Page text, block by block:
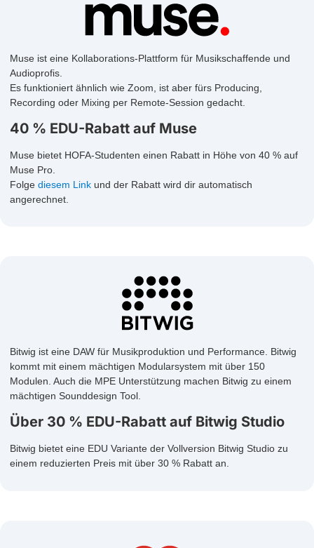
Muse ist eine Kollaborations-Plattform für Musikschaffende und
Audioprofis.
Es funktioniert ähnlich wie Zoom, ist aber fürs Producing,
Recording oder Mixing per Remote-Session gedacht.
40 % EDU-Rabatt auf Muse
Muse bietet HOFA-Studenten einen Rabatt in Höhe von 40 % auf
Muse Pro.
Folge diesem Link und der Rabatt wird dir automatisch
angerechnet.
Bitwig ist eine DAW für Musikproduktion und Performance. Bitwig
kommt mit einem mächtigen Modularsystem mit über 150
Modulen. Auch die MPE Unterstützung machen Bitwig zu einem
mächtigen Sounddesign Tool.
Über 30 % EDU-Rabatt auf Bitwig Studio
Bitwig bietet eine EDU Variante der Vollversion Bitwig Studio zu
einem reduzierten Preis mit über 30 % Rabatt an.